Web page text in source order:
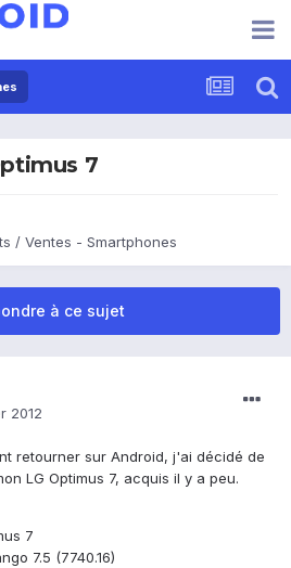
7
/ Ventes - Smartphones
à ce sujet
2012
retourner sur Android, j'ai décidé de
LG Optimus 7, acquis il y a peu.
7
7.5 (7740.16)